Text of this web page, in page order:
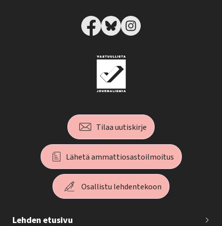
Tilaa uutiskirje
Lähetä ammattiosastoilmoitus
Osallistu lehdentekoon
Lehden etusivu